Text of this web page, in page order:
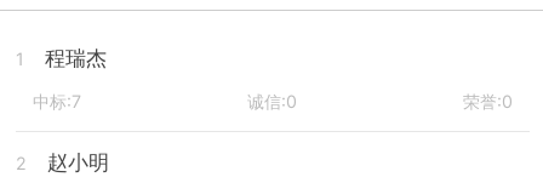
1 程瑞杰
中标:7 诚信:0 荣誉:0
2 赵小明